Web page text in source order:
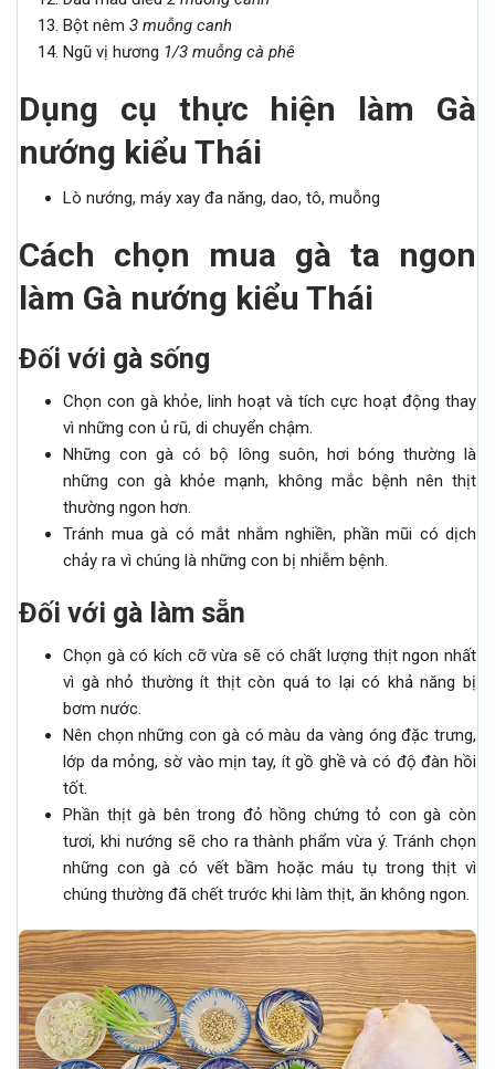
Bột nêm 3 muỗng canh
Ngũ vị hương 1/3 muỗng cà phê
Dụng cụ thực hiện làm Gà
nướng kiểu Thái
Lò nướng, máy xay đa năng, dao, tô, muỗng
Cách chọn mua gà ta ngon
làm Gà nướng kiểu Thái
Đối với gà sống
Chọn con gà khỏe, linh hoạt và tích cực hoạt động thay
vì những con ủ rũ, di chuyển chậm.
Những con gà có bộ lông suôn, hơi bóng thường là
những con gà khỏe mạnh, không mắc bệnh nên thịt
thường ngon hơn.
Tránh mua gà có mắt nhắm nghiền, phần mũi có dịch
chảy ra vì chúng là những con bị nhiễm bệnh.
Đối với gà làm sẵn
Chọn gà có kích cỡ vừa sẽ có chất lượng thịt ngon nhất
vì gà nhỏ thường ít thịt còn quá to lại có khả năng bị
bơm nước.
Nên chọn những con gà có màu da vàng óng đặc trưng,
lớp da mỏng, sờ vào mịn tay, ít gồ ghề và có độ đàn hồi
tốt.
Phần thịt gà bên trong đỏ hồng chứng tỏ con gà còn
tươi, khi nướng sẽ cho ra thành phẩm vừa ý. Tránh chọn
những con gà có vết bầm hoặc máu tụ trong thịt vì
chúng thường đã chết trước khi làm thịt, ăn không ngon.